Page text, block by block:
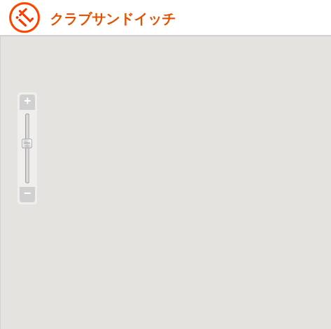
クラブサンドイッチ
+
−